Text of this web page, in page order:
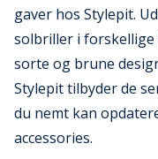
gaver hos Stylepit.
solbriller i
sorte og brune
Stylepit tilbyder de
du nemt kan
accessories.